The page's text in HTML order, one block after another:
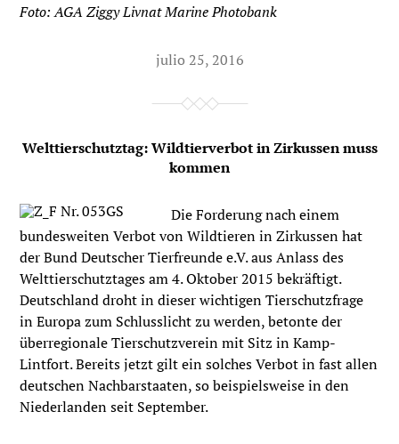
Foto: AGA Ziggy Livnat Marine Photobank
julio 25, 2016
Welttierschutztag: Wildtierverbot in Zirkussen muss
kommen
Die Forderung nach einem
bundesweiten Verbot von Wildtieren in Zirkussen hat
der Bund Deutscher Tierfreunde e.V. aus Anlass des
Welttierschutztages am 4. Oktober 2015 bekräftigt.
Deutschland droht in dieser wichtigen Tierschutzfrage
in Europa zum Schlusslicht zu werden, betonte der
überregionale Tierschutzverein mit Sitz in Kamp-
Lintfort. Bereits jetzt gilt ein solches Verbot in fast allen
deutschen Nachbarstaaten, so beispielsweise in den
Niederlanden seit September.